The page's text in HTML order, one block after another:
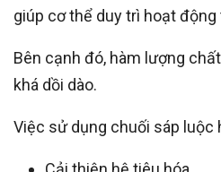
giúp cơ thể duy trì hoạt động
Bên cạnh đó, hàm lượng
khá dồi dào.
Việc sử dụng chuối sáp luộc